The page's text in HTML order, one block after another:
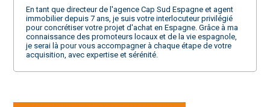
En tant que directeur de l'agence Cap Sud Espagne et agent
immobilier depuis 7 ans, je suis votre interlocuteur privilégié
pour concrétiser votre projet d'achat en Espagne. Grâce à ma
connaissance des promoteurs locaux et de la vie espagnole,
je serai là pour vous accompagner à chaque étape de votre
acquisition, avec expertise et sérénité.